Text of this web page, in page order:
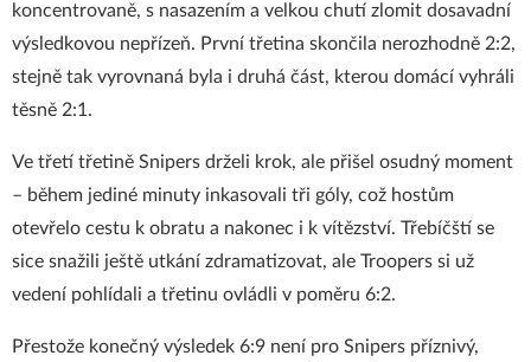
koncentrovaně, s nasazením a velkou chutí zlomit dosavadní
výsledkovou nepřízeň. První třetina skončila nerozhodně 2:2,
stejně tak vyrovnaná byla i druhá část, kterou domácí vyhráli
těsně 2:1.
Ve třetí třetině Snipers drželi krok, ale přišel osudný moment
– během jediné minuty inkasovali tři góly, což hostům
otevřelo cestu k obratu a nakonec i k vítězství. Třebíčští se
sice snažili ještě utkání zdramatizovat, ale Troopers si už
vedení pohlídali a třetinu ovládli v poměru 6:2.
Přestože konečný výsledek 6:9 není pro Snipers příznivý,